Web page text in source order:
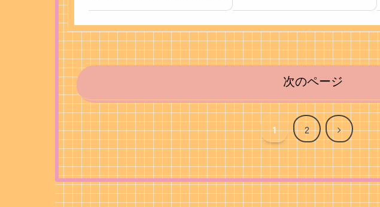
腔内のメラノーマ（悪性黒色腫）
は、犬の口腔内腫瘍のなかでも比較
次のページ
1 2
次
へ